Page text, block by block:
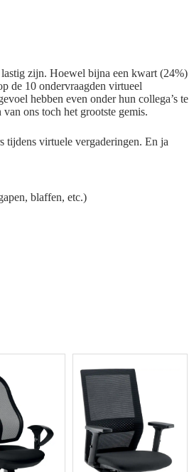
zijn. Hoewel bijna een kwart (24%)
de 10 ondervraagden virtueel
hebben even onder hun collega’s te
ons toch het grootste gemis.
tijdens virtuele vergaderingen. En ja
blaffen, etc.)